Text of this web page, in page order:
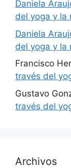
Daniela
del yoga y la
Daniela
del yoga y la
Francisco
través del
Gustavo
través del
Archivos